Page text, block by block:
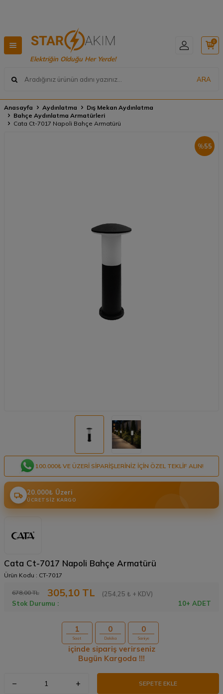
Elektriğin Olduğu Her Yerde!
ARA
0
Anasayfa Aydınlatma
Dış Mekan Aydınlatma
Bahçe Aydınlatma Armatürleri
Cata Ct-7017 Napoli Bahçe Armatürü
%55
100.000₺ VE ÜZERI SIPARIŞLERINIZ IÇIN ÖZEL TEKLIF ALIN!
20.000₺ Üzeri
ÜCRETSIZ KARGO
Cata Ct-7017 Napoli Bahçe Armatürü
Ürün Kodu : CT-7017
678,00TL 305,10 TL
(254,25 ₺ + KDV)
Stok Durumu :
10+ ADET
1
Saat
0
Dakika
0
Saniye
içinde sipariş verirseniz
Bugün Kargoda !!!
SEPETE EKLE